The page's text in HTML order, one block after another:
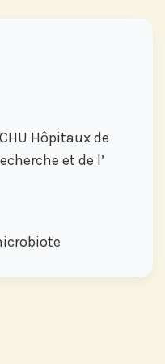
CHU Hôpitaux de
et de l’